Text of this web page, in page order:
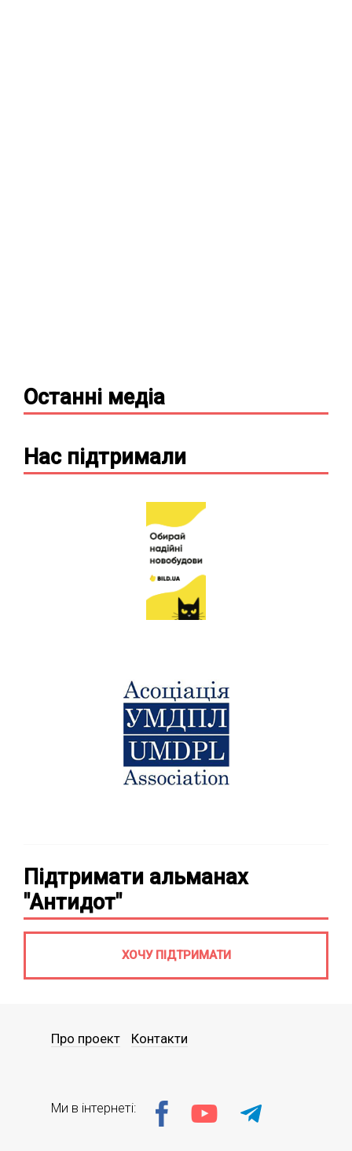
Останні медіа
Нас підтримали
Підтримати альманах
"Антидот"
ХОЧУ ПІДТРИМАТИ
Про проект Контакти
Ми в інтернеті: